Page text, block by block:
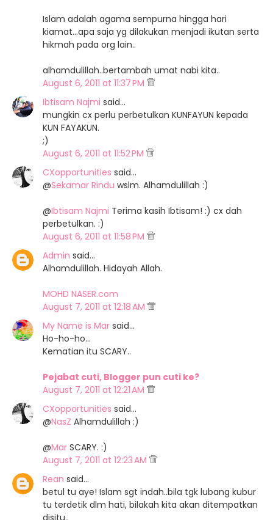
Islam adalah agama sempurna hingga hari
kiamat...apa saja yg dilakukan menjadi ikutan serta
hikmah pada org lain..
alhamdulillah..bertambah umat nabi kita..
August 6, 2011 at 11:37 PM
Ibtisam Najmi said…
mungkin cx perlu perbetulkan KUNFAYUN kepada
KUN FAYAKUN.
;)
August 6, 2011 at 11:52 PM
CXopportunities said…
@Sekamar Rindu wslm. Alhamdulillah :)
@Ibtisam Najmi Terima kasih Ibtisam! :) cx dah
perbetulkan. :)
August 6, 2011 at 11:58 PM
Admin said…
Alhamdulillah. Hidayah Allah.
MOHD NASER.com
August 7, 2011 at 12:18 AM
My Name is Mar said…
Ho-ho-ho...
Kematian itu SCARY..
Pejabat cuti, Blogger pun cuti ke?
August 7, 2011 at 12:21 AM
CXopportunities said…
@NasZ Alhamdulillah :)
@Mar SCARY. :)
August 7, 2011 at 12:23 AM
Rean said…
betul tu aye! Islam sgt indah..bila tgk lubang kubur
tu terdetik dlm hati, bilakah kita akan ditempatkan
disitu..